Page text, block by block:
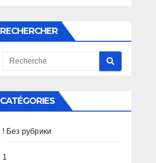
RECHERCHER
CATÉGORIES
! Без рубрики
1